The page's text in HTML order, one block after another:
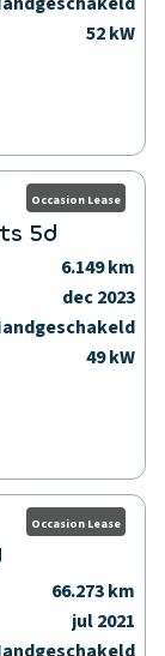
52 kW
Occasion Lease
5d
6.149 km
dec 2023
49 kW
Occasion Lease
66.273 km
jul 2021